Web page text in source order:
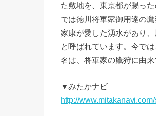
た敷地を、東京都が賜っ
では徳川将軍家御用達の
家康が愛した湧水があり
と呼ばれています。今で
名は、将軍家の鷹狩に由来
▼みたかナビ
http://